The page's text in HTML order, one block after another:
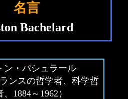
名言
Bachelard
ン・バシュラール
ランスの哲学者、科学哲
、1884～1962）